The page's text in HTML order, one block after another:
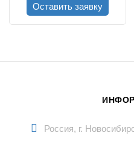
Оставить заявку
Россия, г.